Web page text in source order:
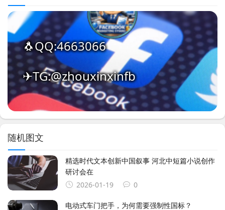
🐧QQ:4663066
✈TG:@zhouxinxinfb
随机图文
精选时代文本创新中国叙事 河北中短篇小说创作
研讨会在
2026-01-19
0
电动式车门把手，为何需要强制性国标？